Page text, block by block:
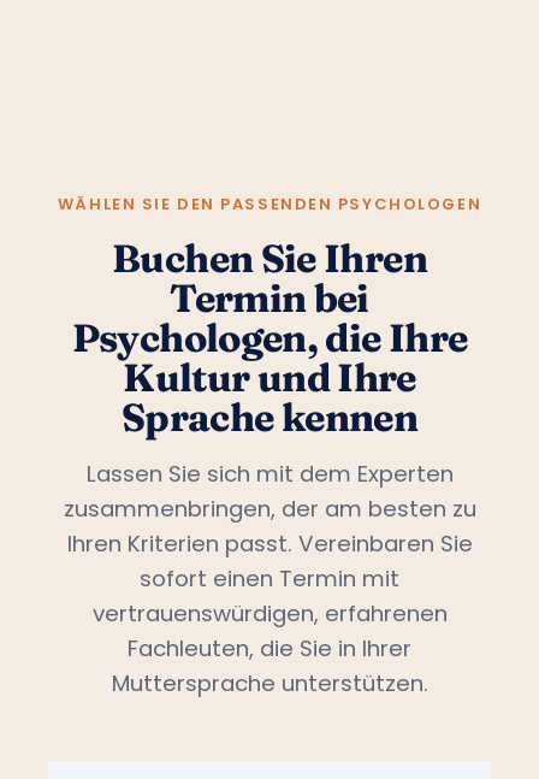
WÄHLEN SIE DEN PASSENDEN PSYCHOLOGEN
Buchen Sie Ihren
Termin bei
Psychologen, die Ihre
Kultur und Ihre
Sprache kennen
Lassen Sie sich mit dem Experten
zusammenbringen, der am besten zu
Ihren Kriterien passt. Vereinbaren Sie
sofort einen Termin mit
vertrauenswürdigen, erfahrenen
Fachleuten, die Sie in Ihrer
Muttersprache unterstützen.